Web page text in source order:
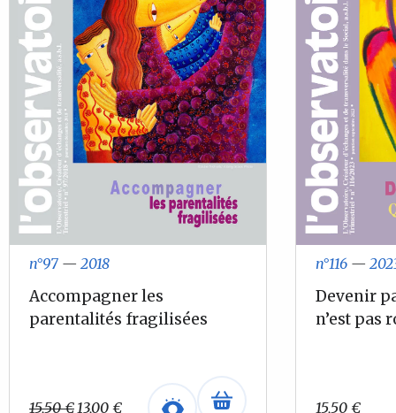
n°97 — 2018
Accompagner les
parentalités fragilisées
15,50€ Le
13,00 €Le
n°116 —
Devenir
n’est pas
15,50 €